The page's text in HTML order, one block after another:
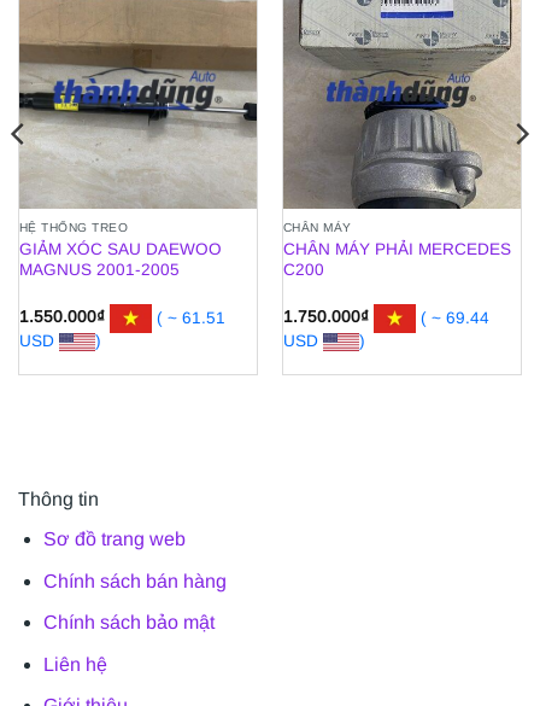
HỆ THỐNG TREO
GIẢM XÓC SAU DAEWOO
MAGNUS 2001-2005
1.550.000₫
( ~ 61.51
USD
)
CHÂN MÁY
CHÂN MÁY PHẢI MERCEDES
C200
1.750.000₫
( ~ 69.44
USD
)
Thông tin
Sơ đồ trang web
Chính sách bán hàng
Chính sách bảo mật
Liên hệ